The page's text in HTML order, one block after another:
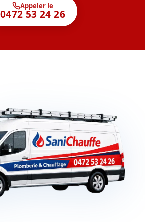
Appeler le
0472 53 24 26